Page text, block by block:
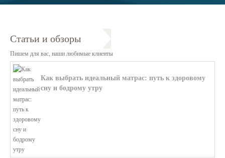
Статьи и обзоры
Пишем для вас, наши любимые клиенты
Как выбрать идеальный матрас: путь к здоровому
сну и бодрому утру